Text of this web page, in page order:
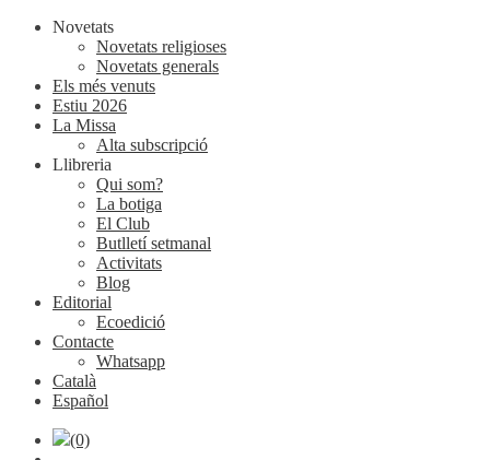
Novetats
Novetats religioses
Novetats generals
Els més venuts
Estiu 2026
La Missa
Alta subscripció
Llibreria
Qui som?
La botiga
El Club
Butlletí setmanal
Activitats
Blog
Editorial
Ecoedició
Contacte
Whatsapp
Català
Español
(0)